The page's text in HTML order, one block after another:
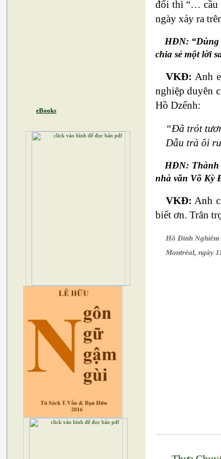
eBooks
đổi thì “… cầu
ngày xảy ra
HĐN: “Dùng
chia sẻ một lời
VKĐ: Anh
nghiệp duyên
Hồ Dzếnh:
“Đã trót
Dẫu trà ôi
HĐN: Thành
nhà văn Võ Kỳ
VKĐ: Anh
biết ơn. Trân
Hồ Đình Nghiêm
Montréal, ngày